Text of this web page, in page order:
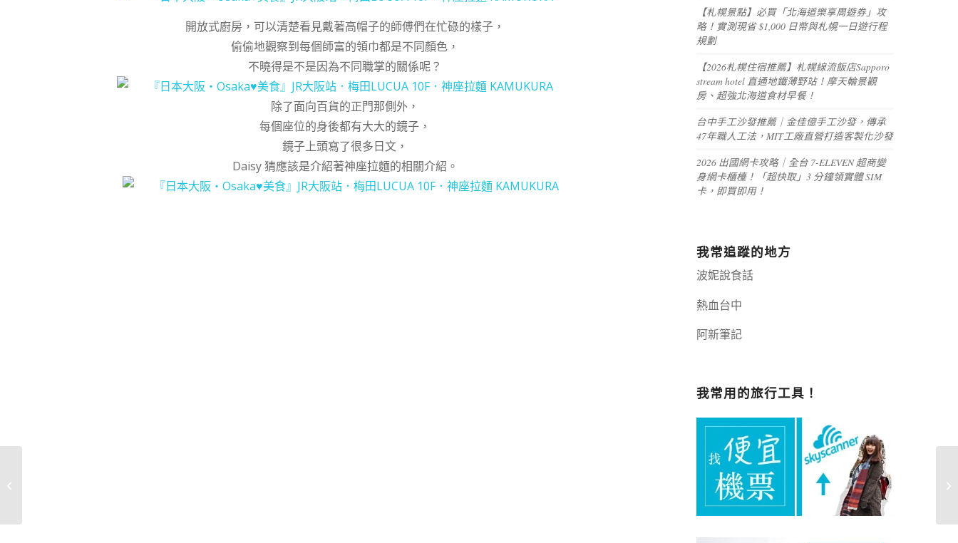
開放式廚房，可以清楚看見戴著高帽子的師傅們在忙碌的樣子，
偷偷地觀察到每個師富的領巾都是不同顏色，
不曉得是不是因為不同職掌的關係呢？
除了面向百貨的正門那側外，
每個座位的身後都有大大的鏡子，
鏡子上頭寫了很多日文，
Daisy 猜應該是介紹著神座拉麵的相關介紹。
【札幌景點】必買「北海道樂享周遊券」攻
略！實測現省 $1,000 日幣與札幌一日遊行程
規劃
【2026札幌住宿推薦】札幌線流飯店Sapporo
stream hotel 直通地鐵薄野站！摩天輪景觀
房、超強北海道食材早餐！
台中手工沙發推薦｜金佳億手工沙發，傳承
47年職人工法，MIT工廠直營打造客製化沙發
2026 出國網卡攻略｜全台 7-ELEVEN 超商變
身網卡櫃檯！「超快取」3 分鐘領實體 SIM
卡，即買即用！
我常追蹤的地方
波妮說食話
熱血台中
阿新筆記嘉義+1 | 嘉義加一
我常用的旅行工具！